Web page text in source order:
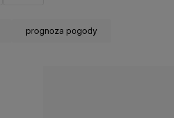
prognoza pogody